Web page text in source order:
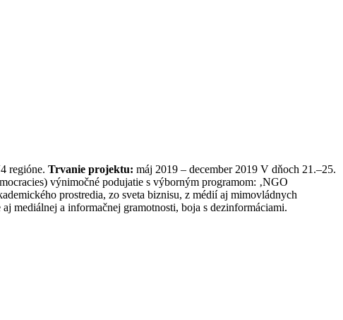
regióne. Trvanie projektu: máj 2019 – december 2019 V dňoch 21.–25.
výnimočné podujatie s výborným programom: ‚NGO
prostredia, zo sveta biznisu, z médií aj mimovládnych
mediálnej a informačnej gramotnosti, boja s dezinformáciami.